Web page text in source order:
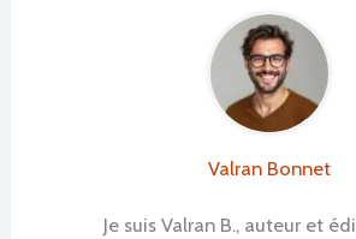
Valran Bonnet
Je suis Valran B., auteur et